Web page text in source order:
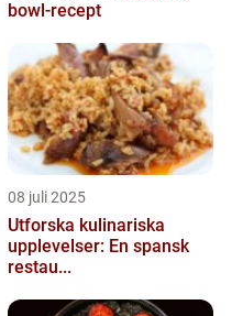
bowl-recept
08 juli 2025
Utforska kulinariska
upplevelser: En spansk
restau...